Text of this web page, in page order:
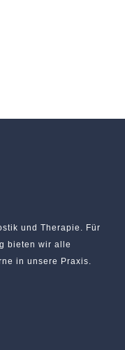
und Therapie. Für
bieten wir alle
in unsere Praxis.